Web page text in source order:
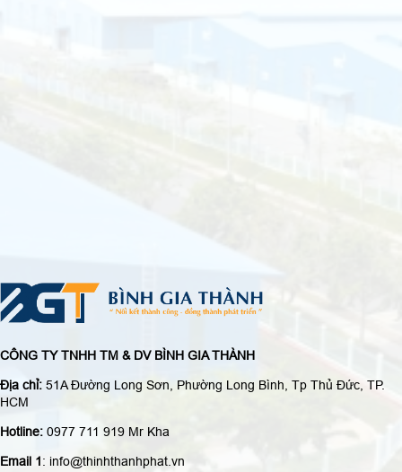
CÔNG TY TNHH TM & DV BÌNH GIA THÀNH
Địa chỉ: 51A Đường Long Sơn, Phường Long Bình, Tp Thủ Đức, TP.
HCM
Hotline: 0977 711 919 Mr Kha
Email 1: info@thinhthanhphat.vn